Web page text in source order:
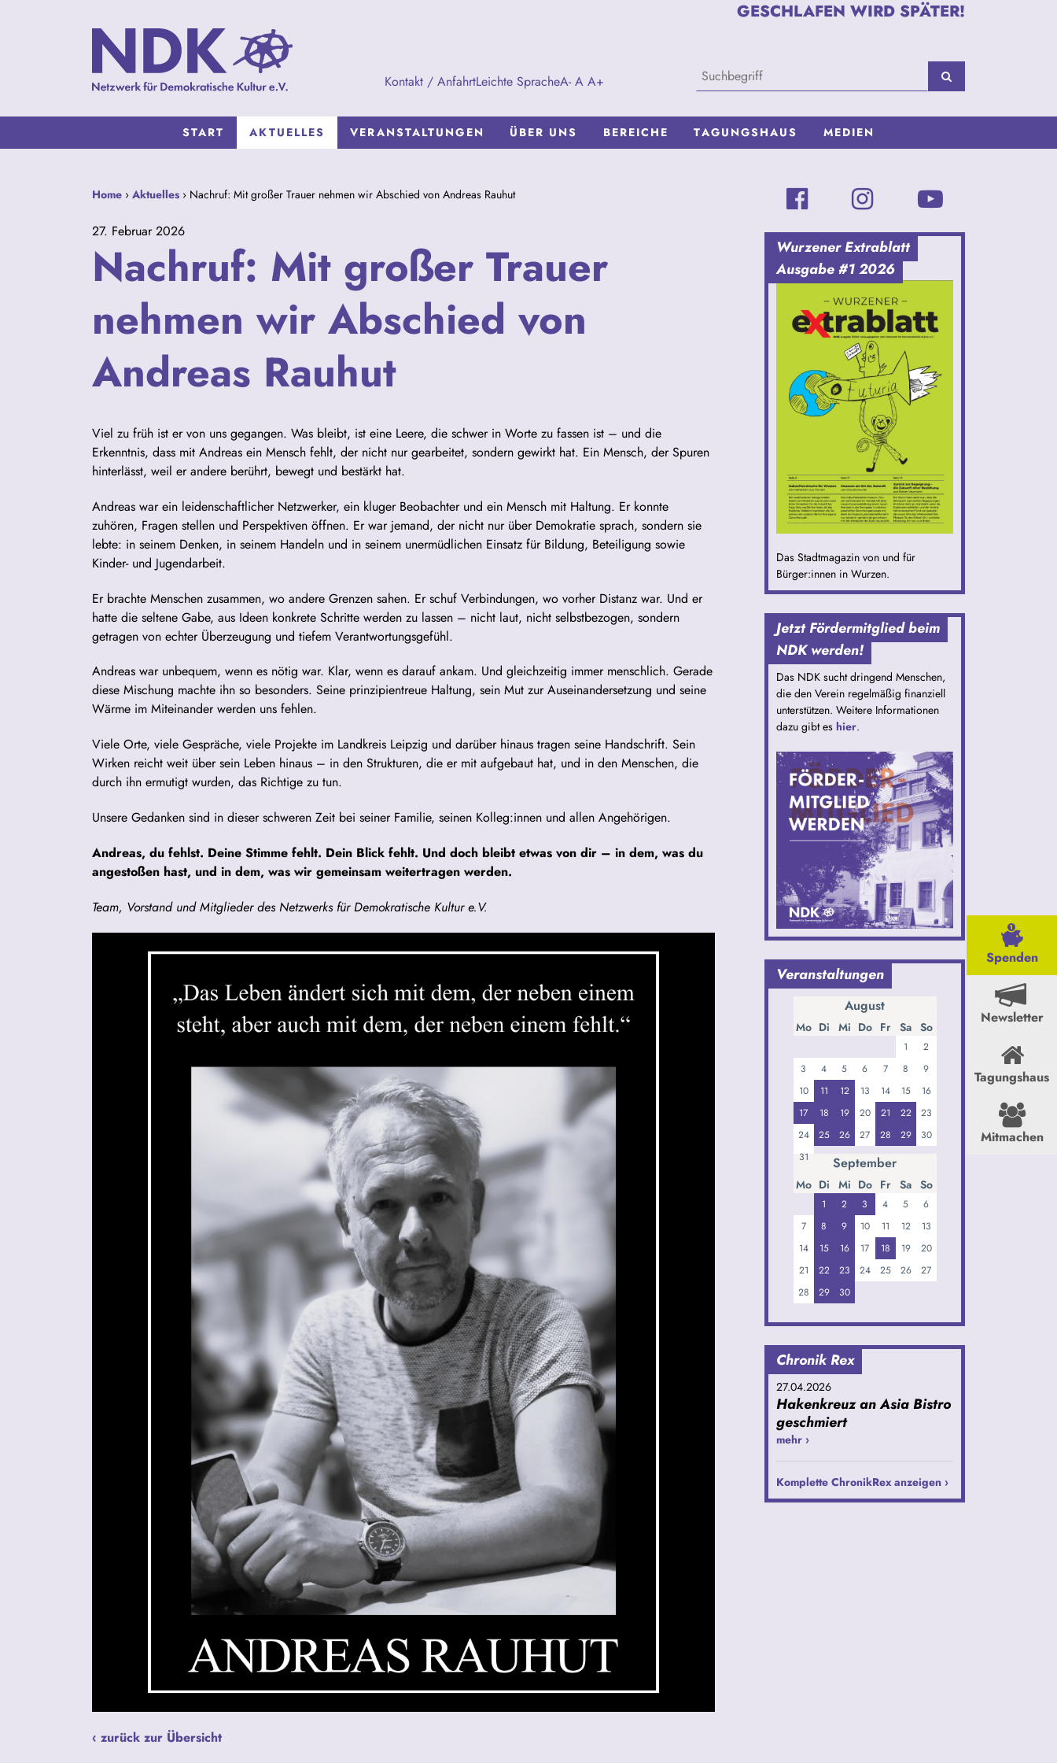
Kontakt / AnfahrtLeichte SpracheA- A A+
GESCHLAFEN WIRD SPÄTER!
START AKTUELLES VERANSTALTUNGEN ÜBER UNS BEREICHE TAGUNGSHAUS MEDIEN
Spenden
Newsletter
Tagungshaus
Mitmachen
Home › Aktuelles › Nachruf: Mit großer Trauer nehmen wir Abschied von Andreas Rauhut
27. Februar 2026
Nachruf: Mit großer Trauer
nehmen wir Abschied von
Andreas Rauhut
Viel zu früh ist er von uns gegangen. Was bleibt, ist eine Leere, die schwer in Worte zu fassen ist – und die
Erkenntnis, dass mit Andreas ein Mensch fehlt, der nicht nur gearbeitet, sondern gewirkt hat. Ein Mensch, der Spuren
hinterlässt, weil er andere berührt, bewegt und bestärkt hat.
Andreas war ein leidenschaftlicher Netzwerker, ein kluger Beobachter und ein Mensch mit Haltung. Er konnte
zuhören, Fragen stellen und Perspektiven öffnen. Er war jemand, der nicht nur über Demokratie sprach, sondern sie
lebte: in seinem Denken, in seinem Handeln und in seinem unermüdlichen Einsatz für Bildung, Beteiligung sowie
Kinder- und Jugendarbeit.
Er brachte Menschen zusammen, wo andere Grenzen sahen. Er schuf Verbindungen, wo vorher Distanz war. Und er
hatte die seltene Gabe, aus Ideen konkrete Schritte werden zu lassen – nicht laut, nicht selbstbezogen, sondern
getragen von echter Überzeugung und tiefem Verantwortungsgefühl.
Andreas war unbequem, wenn es nötig war. Klar, wenn es darauf ankam. Und gleichzeitig immer menschlich. Gerade
diese Mischung machte ihn so besonders. Seine prinzipientreue Haltung, sein Mut zur Auseinandersetzung und seine
Wärme im Miteinander werden uns fehlen.
Viele Orte, viele Gespräche, viele Projekte im Landkreis Leipzig und darüber hinaus tragen seine Handschrift. Sein
Wirken reicht weit über sein Leben hinaus – in den Strukturen, die er mit aufgebaut hat, und in den Menschen, die
durch ihn ermutigt wurden, das Richtige zu tun.
Unsere Gedanken sind in dieser schweren Zeit bei seiner Familie, seinen Kolleg:innen und allen Angehörigen.
Andreas, du fehlst. Deine Stimme fehlt. Dein Blick fehlt. Und doch bleibt etwas von dir – in dem, was du
angestoßen hast, und in dem, was wir gemeinsam weitertragen werden.
Team, Vorstand und Mitglieder des Netzwerks für Demokratische Kultur e.V.
‹ zurück zur Übersicht
Wurzener Extrablatt
Ausgabe #1 2026
Das Stadtmagazin von und für
Bürger:innen in Wurzen.
Jetzt Fördermitglied beim
NDK werden!
Das NDK sucht dringend Menschen,
die den Verein regelmäßig finanziell
unterstützen. Weitere Informationen
dazu gibt es hier.
Veranstaltungen
August
Mo Di Mi Do Fr Sa So
1
2
3
4 5 6 7 8
9
10
11 12 13 14 15
16
17
18 19 20 21 22
23
24
25 26 27 28 29
30
31
September
Mo Di Mi Do Fr Sa So
1 2 3 4 5
6
7
8 9 10 11 12
13
14
15 16 17 18 19
20
21
22 23 24 25 26
27
28
29 30
Chronik Rex
27.04.2026
Hakenkreuz an Asia Bistro
geschmiert
mehr ›
Komplette ChronikRex anzeigen ›